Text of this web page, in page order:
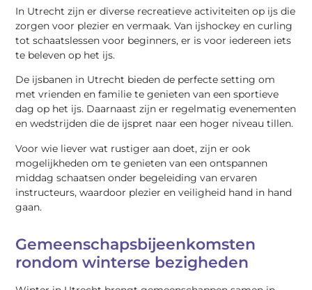
In Utrecht zijn er diverse recreatieve activiteiten op ijs die
zorgen voor plezier en vermaak. Van ijshockey en curling
tot schaatslessen voor beginners, er is voor iedereen iets
te beleven op het ijs.
De ijsbanen in Utrecht bieden de perfecte setting om
met vrienden en familie te genieten van een sportieve
dag op het ijs. Daarnaast zijn er regelmatig evenementen
en wedstrijden die de ijspret naar een hoger niveau tillen.
Voor wie liever wat rustiger aan doet, zijn er ook
mogelijkheden om te genieten van een ontspannen
middag schaatsen onder begeleiding van ervaren
instructeurs, waardoor plezier en veiligheid hand in hand
gaan.
Gemeenschapsbijeenkomsten
rondom winterse bezigheden